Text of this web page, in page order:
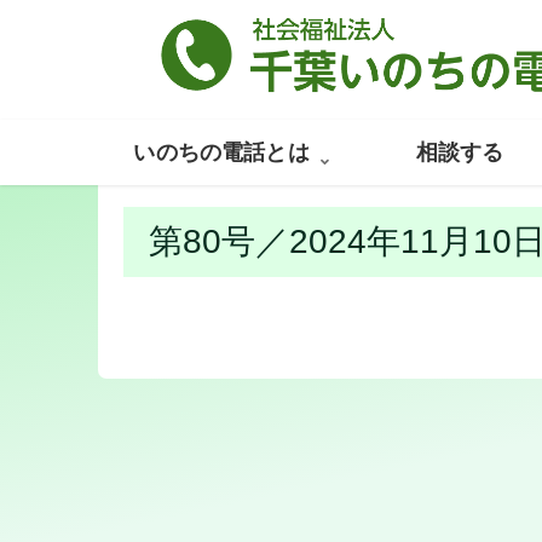
いのちの電話とは 相談する
第80号／2024年11月10日